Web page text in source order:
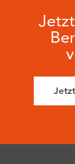
Jetzt